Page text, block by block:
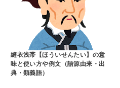
縫衣浅帯【ほういせんたい】の意
味と使い方や例文（語源由来・出
典・類義語）